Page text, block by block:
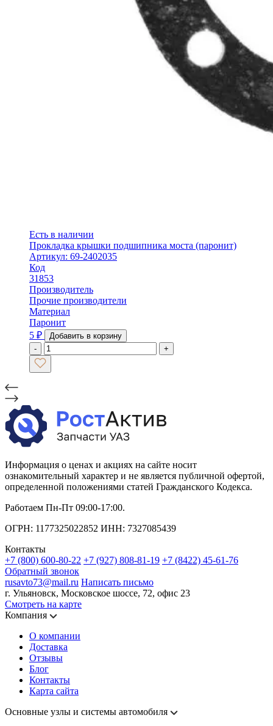
Есть в наличии
Прокладка крышки подшипника моста (паронит)
Артикул: 69-2402035
Код
31853
Производитель
Прочие производители
Материал
Паронит
5 ₽
Добавить в корзину
-
+
Информация о ценах и акциях на сайте носит
ознакомительный характер и не является публичной офертой,
определенной положениями статей Гражданского Кодекса.
Работаем Пн-Пт 09:00-17:00.
ОГРН: 1177325022852 ИНН: 7327085439
Контакты
+7 (800) 600-80-22 +7 (927) 808-81-19 +7 (8422) 45-61-76
Обратный звонок
rusavto73@mail.ru Написать письмо
г. Ульяновск, Московское шоссе, 72, офис 23
Смотреть на карте
Компания
О компании
Доставка
Отзывы
Блог
Контакты
Карта сайта
Основные узлы и системы автомобиля